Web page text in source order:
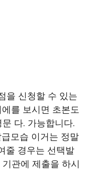
을 신청할 수 있는
를 보시면 초본도
다. 가능합니다.
모습 이거는 정말
줄 경우는 선택발
관에 제출을 하시